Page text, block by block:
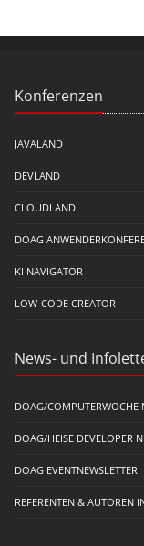
Konferenzen
JAVALAND
DEVLAND
CLOUDLAND
DOAG
KI NAVIGATOR
LOW-CODE CREATOR
News- und
DOAG/COMPUTERWOCHE
DOAG/HEISE DEVELOPER
DOAG EVENTNEWSLETTER
REFERENTEN & AUTOREN